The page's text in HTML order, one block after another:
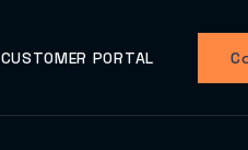
CUSTOMER PORTAL